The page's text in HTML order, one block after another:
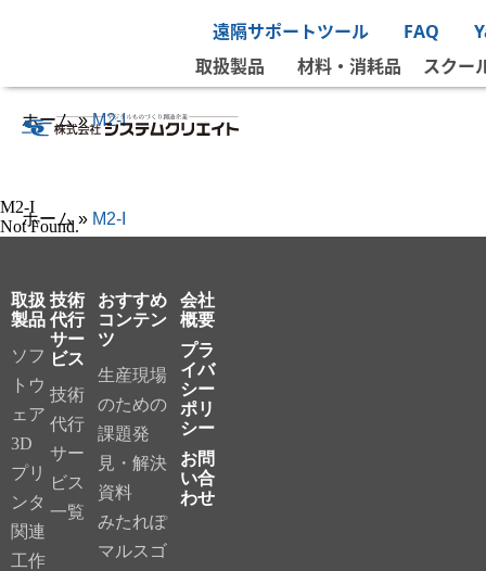
遠隔サポートツール FAQ
取扱製品
材料・消耗品 スクー
ホーム»M2-I
ホーム » M2-I
M2-I
Not Found.
取扱
製品
ソフ
トウ
ェア
3D
プリ
ンタ
関連
工作
技術
代行
サー
ビス
技術
代行
サー
ビス
一覧
おすすめ
コンテン
ツ
生産現場
のための
課題発
見・解決
資料
みたれぽ
マルスゴ
会社
概要
プラ
イバ
シー
ポリ
シー
お問
い合
わせ